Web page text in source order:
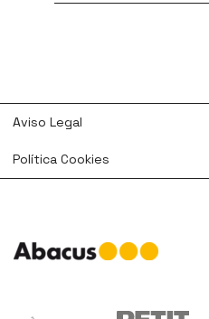
Aviso Legal
Política Cookies